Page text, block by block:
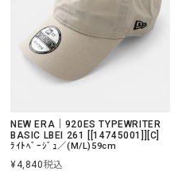
NEW ERA｜920ES TYPEWRITER
BASIC LBEI 261 [[14745001]][C]
ﾗｲﾄﾍﾞｰｼﾞｭ／(M/L)59cm
¥4,840税込